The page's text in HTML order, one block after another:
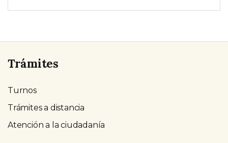
Trámites
Turnos
Trámites a distancia
Atención a la ciudadanía